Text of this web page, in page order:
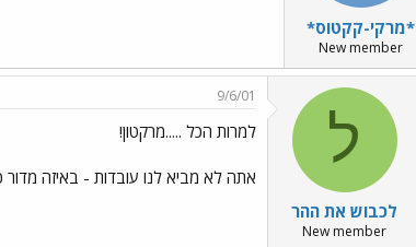
*מרקי-קקטוס*
New member
ל
לכבוש את ההר
New member
9/6/01
למרות הכל .....מרקטון!
אתה לא מביא לנו עובדות - באיזה